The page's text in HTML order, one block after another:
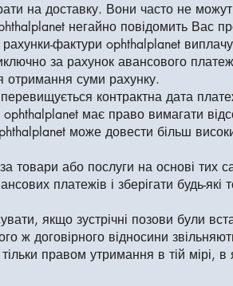
на доставку. Вони часто не
негайно повідомить Вас
фактури ophthalplanet
за рахунок авансового
отримання суми рахунку.
контрактна дата
має право вимагати
може довести більш
товари або послуги на основі тих
платежів і зберігати будь-
якщо зустрічні позови були
ж договірного відносини
правом утримання в тій мірі, в